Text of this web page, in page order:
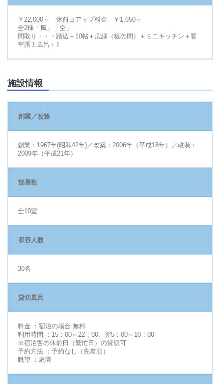
￥22,000～ 休前日アップ料金 ￥1,650～
全2棟「風」「空」
間取り・・・踏込＋10帖＋広縁（板の間）＋ミニキッチン＋客
室露天風呂＋T
施設情報
創業／改築
創業：1967年(昭和42年)／改築：2006年（平成18年）／改装：
2009年（平成21年）
部屋数
全10室
収容人数
30名
貸切風呂
料金 ：宿泊の場合 無料
利用時間 ：15：00～22：00、翌5：00～10：00
※宿泊客の休前日（繁忙日）の貸切可
予約方法 ：予約なし（先着順）
眺望 ：庭園